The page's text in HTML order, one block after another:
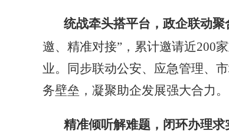
统战牵头搭平台，政企联动聚
邀、精准对接”，累计邀请近200
业。同步联动公安、 应急管理、
务壁垒，凝聚助企发展强大合力。
精准倾听解难题，闭环办理求